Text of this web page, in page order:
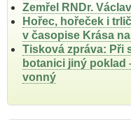
Zemřel RNDr.
Hořec, hořeček i
v časopise Krása
Tisková zpráva: Při
botanici jiný poklad
vonný